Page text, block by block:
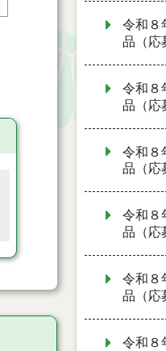
令和
品（応
令和
品（応
令和
品（応
令和
品（応
令和
品（応
令和